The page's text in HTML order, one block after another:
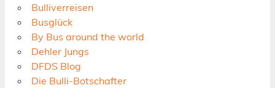
Bulliverreisen
Busglück
By Bus around the world
Dehler Jungs
DFDS Blog
Die Bulli-Botschafter